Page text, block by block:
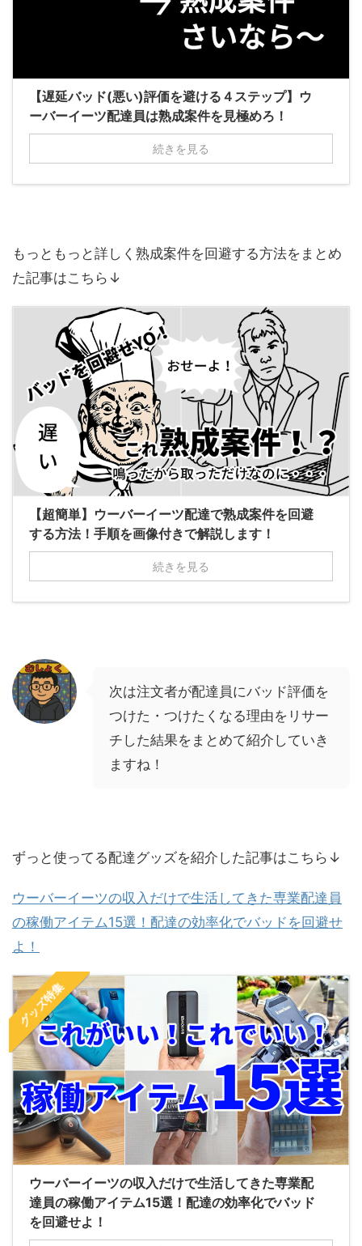
【遅延バッド(悪い)評価を避ける４ステップ】ウ
ーバーイーツ配達員は熟成案件を見極めろ！
続きを見る
もっともっと詳しく熟成案件を回避する方法をまとめ
た記事はこちら↓
【超簡単】ウーバーイーツ配達で熟成案件を回避
する方法！手順を画像付きで解説します！
続きを見る
次は注文者が配達員にバッド評価を
つけた・つけたくなる理由をリサー
チした結果をまとめて紹介していき
ますね！
ずっと使ってる配達グッズを紹介した記事はこちら↓
ウーバーイーツの収入だけで生活してきた専業配達員
の稼働アイテム15選！配達の効率化でバッドを回避せ
よ！
グッズ特集
ウーバーイーツの収入だけで生活してきた専業配
達員の稼働アイテム15選！配達の効率化でバッド
を回避せよ！